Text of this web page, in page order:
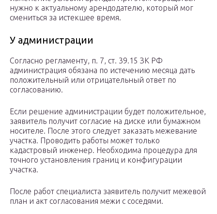
нужно к актуальному арендодателю, который мог
смениться за истекшее время.
У администрации
Согласно регламенту, п. 7, ст. 39.15 ЗК РФ
администрация обязана по истечению месяца дать
положительный или отрицательный ответ по
согласованию.
Если решение администрации будет положительное,
заявитель получит согласие на диске или бумажном
носителе. После этого следует заказать межевание
участка. Проводить работы может только
кадастровый инженер. Необходима процедура для
точного установления границ и конфигурации
участка.
После работ специалиста заявитель получит межевой
план и акт согласования межи с соседями.